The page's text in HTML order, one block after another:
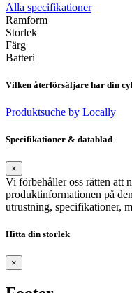
Alla specifikationer
Ramform
Storlek
Färg
Batteri
Vilken återförsäljare har din
Produktsuche by Locally
Specifikationer & datablad
×
Vi förbehåller oss rätten att
produktinformationen på
utrustning, specifikationer,
Hitta din storlek
×